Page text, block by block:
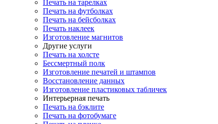
Печать на тарелках
Печать на футболках
Печать на бейсболках
Печать наклеек
Изготовление магнитов
Другие услуги
Печать на холсте
Бессмертный полк
Изготовление печатей и штампов
Восстановление данных
Изготовление пластиковых табличек
Интерьерная печать
Печать на бэклите
Печать на фотобумаге